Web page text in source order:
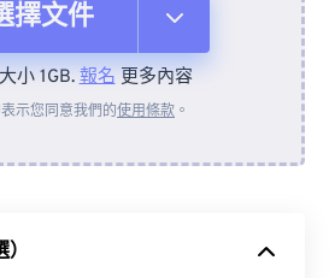
擇文件
裝置
Google 雲端硬碟
小 1GB.報名更多內容
示您同意我們的使用條款 。